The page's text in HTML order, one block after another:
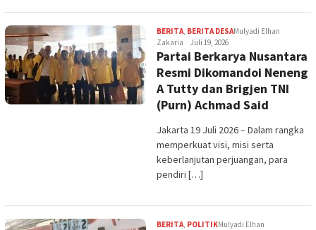
BERITA, BERITA DESAMulyadi Elhan
Zakaria
Juli 19, 2026
Partai Berkarya Nusantara
Resmi Dikomandoi Neneng
A Tutty dan Brigjen TNI
(Purn) Achmad Said
Jakarta 19 Juli 2026 – Dalam rangka
memperkuat visi, misi serta
keberlanjutan perjuangan, para
pendiri […]
BERITA, POLITIKMulyadi Elhan